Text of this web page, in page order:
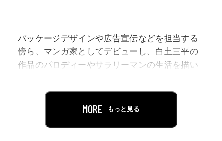
パッケージデザインや広告宣伝などを担当する
傍ら、マンガ家としてデビューし、白土三平の
作品のパロディーやサラリーマンの生活を描い
ガ、不条理マンガなど様々なジャンルの作品を
制作してきたしりあがり寿氏。2018年・2021年
MORE もっと見る